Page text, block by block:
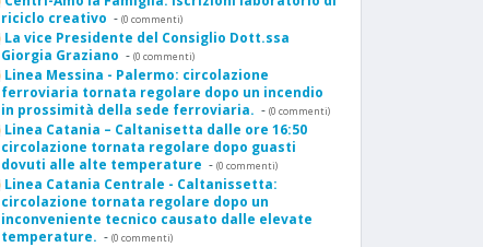
riciclo creativo - (0 commenti)
La vice Presidente del Consiglio Dott.ssa
Giorgia Graziano - (0 commenti)
Linea Messina - Palermo: circolazione
ferroviaria tornata regolare dopo un incendio
in prossimità della sede ferroviaria. - (0 commenti)
Linea Catania – Caltanisetta dalle ore 16:50
circolazione tornata regolare dopo guasti
dovuti alle alte temperature - (0 commenti)
Linea Catania Centrale - Caltanissetta:
circolazione tornata regolare dopo un
inconveniente tecnico causato dalle elevate
temperature. - (0 commenti)